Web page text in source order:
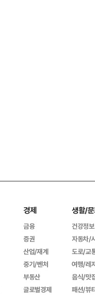
경제
금융
증권
산업/재계
중기/벤처
부동산
글로벌경제
생활/
건강정보
자동차/
도로/교
여행/레
음식/맛
패션/뷰